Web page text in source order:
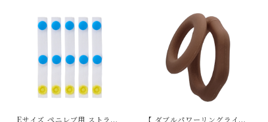
Eサイズ ペニレブ用 ストラッ
【 ダブルパワーリングライト